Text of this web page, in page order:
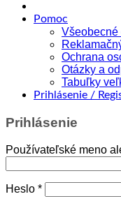
Pomoc
Všeobecné
Ochrana
Otázky a
Tabuľky
Prihlásenie /
Prihlásenie
Používateľské meno
Heslo *Povinné